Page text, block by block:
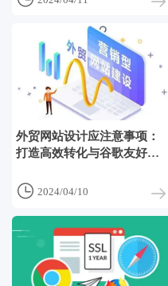
外贸网站设计应注意事项：
打造高效转化与谷歌友好的
 2024/04/10